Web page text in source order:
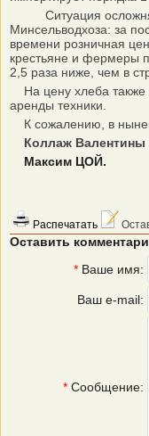
Ситуация
Минсельводхоза: за
времени розничная
крестьяне и фермеры
2,5 раза ниже, чем в
На цену хлеба также
аренды техники.
К сожалению, в
Коллаж
Максим ЦОЙ.
Распечатать
Оставить
* Ваше имя:
Ваш e-mail:
* Сообщение: